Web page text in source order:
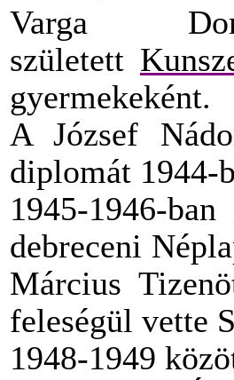
Varga
született
gyermekeként.
A József
diplomát 1944-
1945-1946-ban
debreceni
Március
feleségül vette
1948-1949